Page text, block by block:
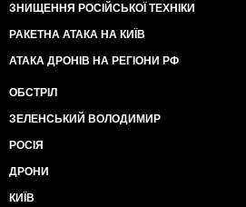
ЗНИЩЕННЯ РОСІЙСЬКОЇ ТЕХНІКИ
РАКЕТНА АТАКА НА КИЇВ
АТАКА ДРОНІВ НА РЕГІОНИ РФ
ОБСТРІЛ
ЗЕЛЕНСЬКИЙ ВОЛОДИМИР
РОСІЯ
ДРОНИ
КИЇВ